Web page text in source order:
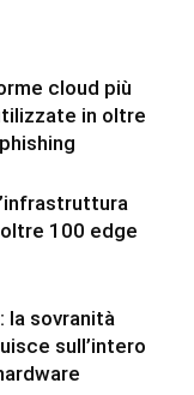
cloud più
in oltre
100 edge
la sovranità
sull’intero